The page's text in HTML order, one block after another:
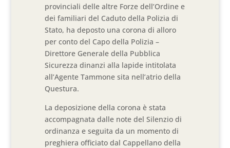
provinciali delle altre Forze dell’Ordine e
dei familiari del Caduto della Polizia di
Stato, ha deposto una corona di alloro
per conto del Capo della Polizia –
Direttore Generale della Pubblica
Sicurezza dinanzi alla lapide intitolata
all’Agente Tammone sita nell’atrio della
Questura.
La deposizione della corona è stata
accompagnata dalle note del Silenzio di
ordinanza e seguita da un momento di
preghiera officiato dal Cappellano della